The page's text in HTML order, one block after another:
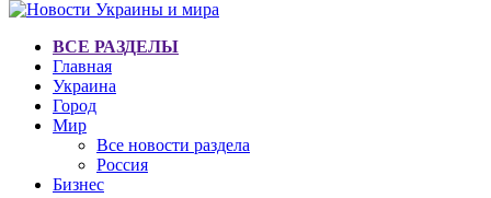
ВСЕ РАЗДЕЛЫ
Главная
Украина
Город
Мир
Все новости раздела
Россия
Бизнес